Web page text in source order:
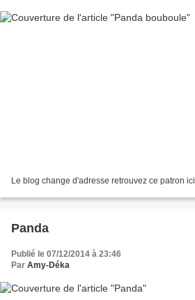
Le blog change d'adresse retrouvez ce patron ici
Panda
Publié le 07/12/2014 à 23:46
Par Amy-Déka